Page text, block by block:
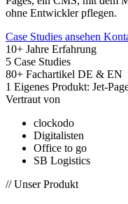
ohne Entwickler pflegen.
Case Studies ansehen
10+ Jahre Erfahrung
5 Case Studies
80+ Fachartikel DE & EN
1 Eigenes Produkt: Jet-
Vertraut von
clockodo
Digitalisten
Office to go
SB Logistics
// Unser Produkt